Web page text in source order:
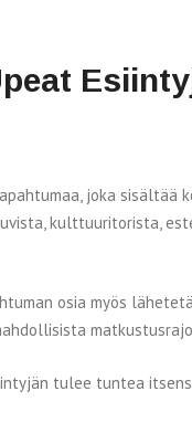
joka sisältää
kulttuuritorista,
osia myös
tulee tuntea